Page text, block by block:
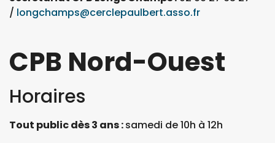
/ longchamps@cerclepaulbert.asso.fr
CPB Nord-Ouest
Horaires
Tout public dès 3 ans :samedi de 10h à 12h